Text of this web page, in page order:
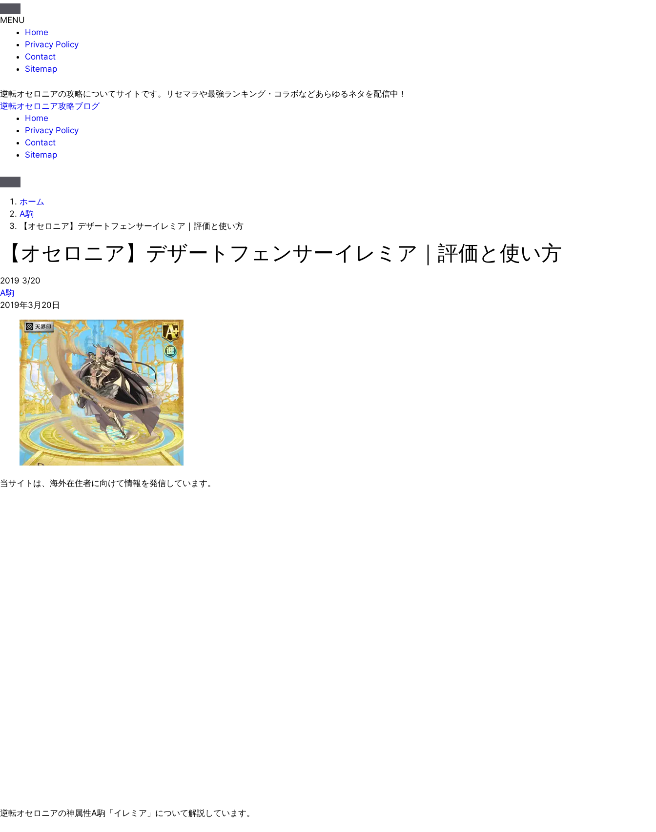
MENU
Home
Privacy Policy
Contact
Sitemap
逆転オセロニアの攻略についてサイトです。リセマラや最強ランキング・コラボなどあらゆるネタを配信中！
逆転オセロニア攻略ブログ
Home
Privacy Policy
Contact
Sitemap
ホーム
A駒
【オセロニア】デザートフェンサーイレミア｜評価と使い方
【オセロニア】デザートフェンサーイレミア｜評価と使い方
2019 3/20
A駒
2019年3月20日
当サイトは、海外在住者に向けて情報を発信しています。
逆転オセロニアの神属性A駒「イレミア」について解説しています。